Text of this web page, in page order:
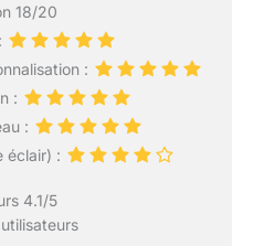
18/20
:
:
:
éclair) :
4.1/5